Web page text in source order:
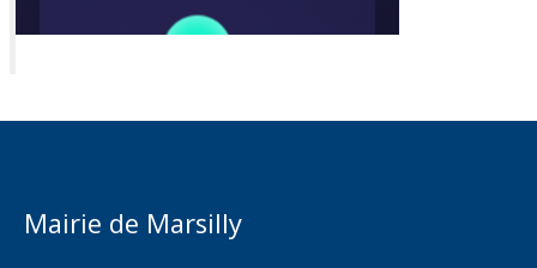
Mairie de Marsilly